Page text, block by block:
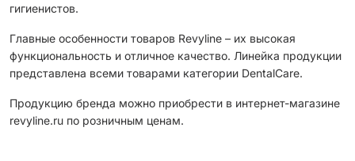
гигиенистов.
Главные особенности товаров Revyline – их высокая
функциональность и отличное качество. Линейка продукции
представлена всеми товарами категории DentalCare.
Продукцию бренда можно приобрести в интернет-магазине
revyline.ru по розничным ценам.